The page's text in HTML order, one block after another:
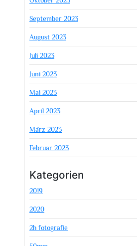
September 2023
August 2023
Juli 2023
Juni 2023
Mai 2023
April 2023
März 2023
Februar 2023
Kategorien
2019
2020
2h fotografie